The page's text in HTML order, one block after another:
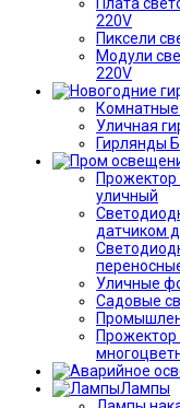
220V
Пиксели
Модули
220V
Уличная
Гирлянды
уличный
датчиком
Уличные
Садовые
Лампы